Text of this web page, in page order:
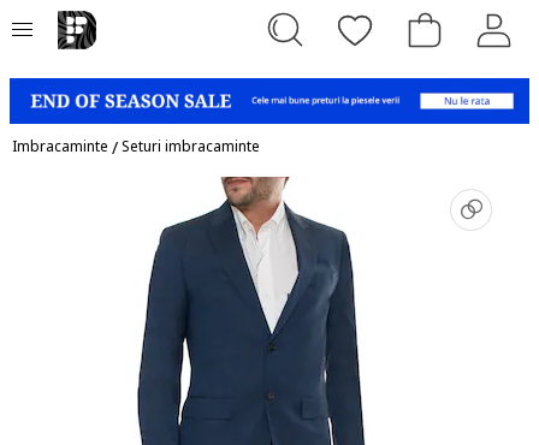
Imbracaminte /Seturi imbracaminte